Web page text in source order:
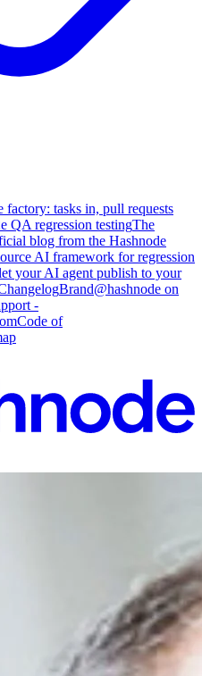
tasks in, pull requests
QA regression testingThe
blog from the Hashnode
AI framework for regression
your AI agent publish to your
Brand@hashnode on
-
Code of